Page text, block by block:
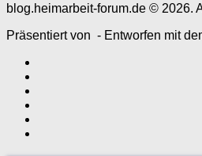
blog.heimarbeit-forum.de © 2026.
Präsentiert von - Entworfen mit